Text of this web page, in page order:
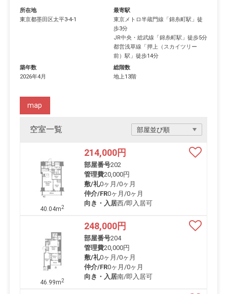
所在地
東京都墨田区太平3-4-1
最寄駅
東京メトロ半蔵門線 「錦糸町駅 」徒
歩3分
JR中央・総武線 「錦糸町駅 」徒歩5分
都営浅草線 「押上（スカイツリー
前）駅 」徒歩14分
築年数
2026年4月
総階数
地上13階
空室一覧
map
40.04m2
214,000円
部屋番号202
管理費20,000円
敷/礼0ヶ月 /0ヶ月
仲介/FR0ヶ月 /0ヶ月
向き・入居西/即入居可
46.99m2
248,000円
部屋番号204
管理費20,000円
敷/礼0ヶ月 /0ヶ月
仲介/FR0ヶ月 /0ヶ月
向き・入居南/即入居可